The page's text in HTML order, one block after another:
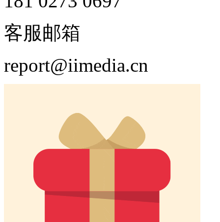
客服邮箱
report@iimedia.cn